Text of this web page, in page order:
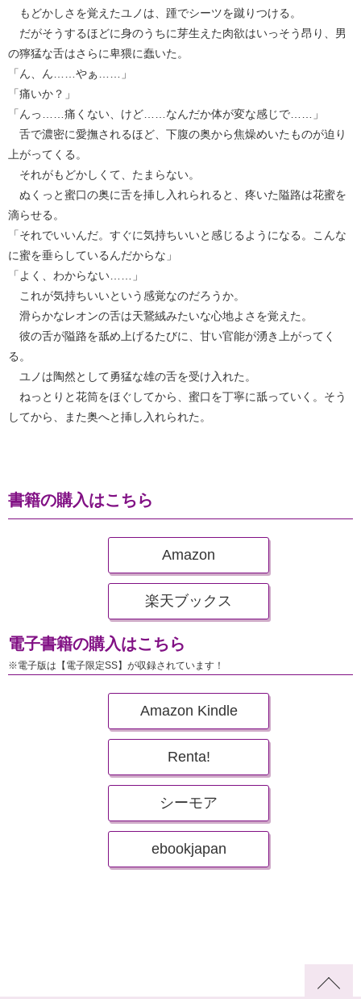
もどかしさを覚えたユノは、踵でシーツを蹴りつける。
だがそうするほどに身のうちに芽生えた肉欲はいっそう昂り、男
の獰猛な舌はさらに卑猥に蠢いた。
「ん、ん……やぁ……」
「痛いか？」
「んっ……痛くない、けど……なんだか体が変な感じで……」
舌で濃密に愛撫されるほど、下腹の奥から焦燥めいたものが迫り
上がってくる。
それがもどかしくて、たまらない。
ぬくっと蜜口の奥に舌を挿し入れられると、疼いた隘路は花蜜を
滴らせる。
「それでいいんだ。すぐに気持ちいいと感じるようになる。こんな
に蜜を垂らしているんだからな」
「よく、わからない……」
これが気持ちいいという感覚なのだろうか。
滑らかなレオンの舌は天鵞絨みたいな心地よさを覚えた。
彼の舌が隘路を舐め上げるたびに、甘い官能が湧き上がってく
る。
ユノは陶然として勇猛な雄の舌を受け入れた。
ねっとりと花筒をほぐしてから、蜜口を丁寧に舐っていく。そう
してから、また奥へと挿し入れられた。
書籍の購入はこちら
Amazon
楽天ブックス
電子書籍の購入はこちら
※電子版は【電子限定SS】が収録されています！
Amazon Kindle
Renta!
シーモア
ebookjapan